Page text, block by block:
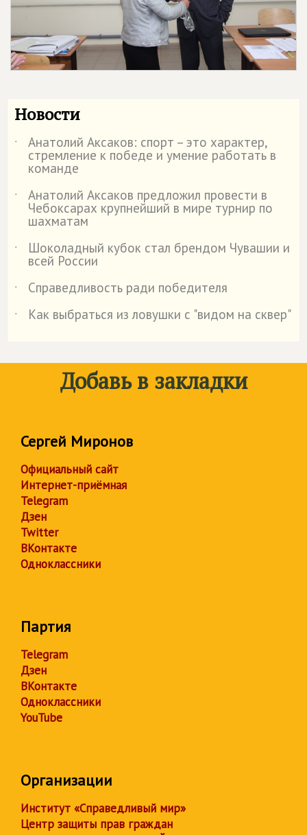
Новости
˙ Анатолий Аксаков: спорт – это характер,
стремление к победе и умение работать в
команде
˙
Анатолий Аксаков предложил провести в
Чебоксарах крупнейший в мире турнир по
шахматам
˙
Шоколадный кубок стал брендом Чувашии и
всей России
˙
Справедливость ради победителя
˙
Как выбраться из ловушки с "видом на сквер"
Добавь в закладки
Сергей Миронов
Официальный сайт
Интернет-приёмная
Telegram
Дзен
Twitter
ВКонтакте
Одноклассники
Партия
Telegram
Дзен
ВКонтакте
Одноклассники
YouTube
Организации
Институт «Справедливый мир»
Центр защиты прав граждан